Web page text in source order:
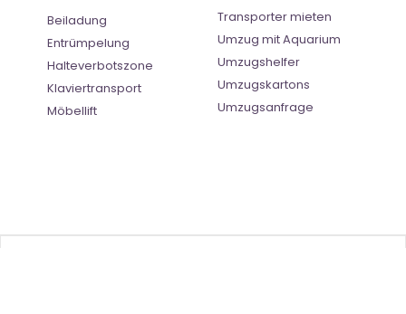
Beiladung
Entrümpelung
Halteverbotszone
Klaviertransport
Möbellift
Transporter mieten
Umzug mit Aquarium
Umzugshelfer
Umzugskartons
Umzugsanfrage